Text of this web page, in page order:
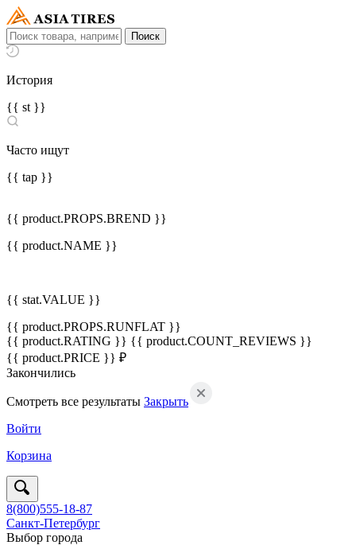
История
{{ st }}
Часто ищут
{{ tap }}
{{ product.PROPS.BREND }}
{{ product.NAME }}
{{ stat.VALUE }}
{{ product.PROPS.RUNFLAT }}
{{ product.RATING }} {{ product.COUNT_REVIEWS }}
{{ product.PRICE }} ₽
Закончились
Смотреть все результаты Закрыть
Войти
Корзина
8(800)555-18-87
Санкт-Петербург
Выбор города